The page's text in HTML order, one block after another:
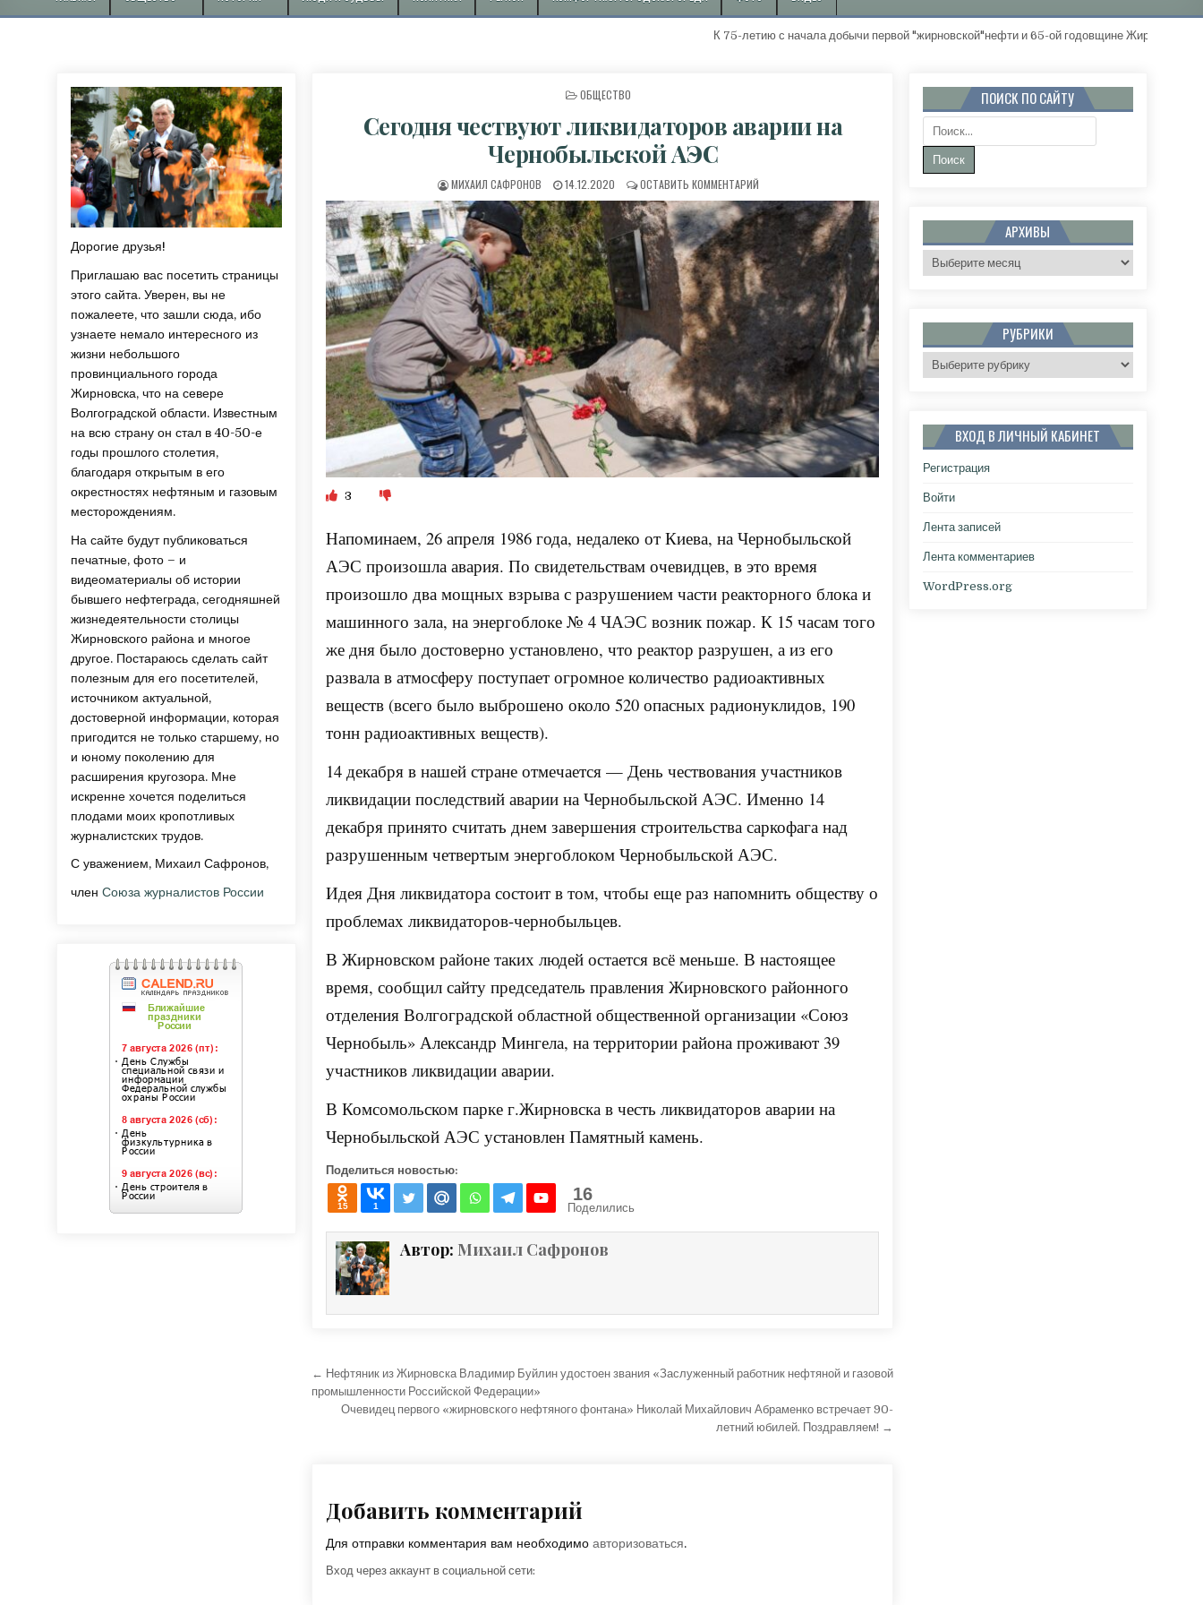
К 75-летию с начала добычи первой "жирновской"нефти и 65-ой годовщине
ОПУБЛИКОВАНО В
ОБЩЕСТВО
Сегодня чествуют ликвидаторов аварии на
Чернобыльской АЭС
АВТОР:
МИХАИЛ САФРОНОВ ДАТА ПУБЛИКАЦИИ:
14.12.2020 ОСТАВИТЬ КОММЕНТАРИЙК СЕГОДНЯ ЧЕСТВУЮТ ЛИКВИДАТОРОВ АВАРИИ НА ЧЕРНОБЫЛЬСКОЙ АЭС
3
Напоминаем, 26 апреля 1986 года, недалеко от Киева, на Чернобыльской
АЭС произошла авария. По свидетельствам очевидцев, в это время
произошло два мощных взрыва с разрушением части реакторного блока и
машинного зала, на энергоблоке № 4 ЧАЭС возник пожар. К 15 часам того
же дня было достоверно установлено, что реактор разрушен, а из его
развала в атмосферу поступает огромное количество радиоактивных
веществ (всего было выброшено около 520 опасных радионуклидов, 190
тонн радиоактивных веществ).
14 декабря в нашей стране отмечается — День чествования участников
ликвидации последствий аварии на Чернобыльской АЭС. Именно 14
декабря принято считать днем завершения строительства саркофага над
разрушенным четвертым энергоблоком Чернобыльской АЭС.
Идея Дня ликвидатора состоит в том, чтобы еще раз напомнить обществу о
проблемах ликвидаторов-чернобыльцев.
В Жирновском районе таких людей остается всё меньше. В настоящее
время, сообщил сайту председатель правления Жирновского районного
отделения Волгоградской областной общественной организации «Союз
Чернобыль» Александр Мингела, на территории района проживают 39
участников ликвидации аварии.
В Комсомольском парке г.Жирновска в честь ликвидаторов аварии на
Чернобыльской АЭС установлен Памятный камень.
Поделиться новостью:
15 1
16
Поделились
Автор: Михаил Сафронов
Навигация по записям
← Нефтяник из Жирновска Владимир Буйлин удостоен звания «Заслуженный работник нефтяной и газовой
промышленности Российской Федерации»
Очевидец первого «жирновского нефтяного фонтана» Николай Михайлович Абраменко встречает 90-
летний юбилей. Поздравляем! →
Добавить комментарий
Для отправки комментария вам необходимоавторизоваться.
Вход через аккаунт в социальной сети:
Дорогие друзья!
Приглашаю вас посетить страницы
этого сайта. Уверен, вы не
пожалеете, что зашли сюда, ибо
узнаете немало интересного из
жизни небольшого
провинциального города
Жирновска, что на севере
Волгоградской области. Известным
на всю страну он стал в 40-50-е
годы прошлого столетия,
благодаря открытым в его
окрестностях нефтяным и газовым
месторождениям.
На сайте будут публиковаться
печатные, фото – и
видеоматериалы об истории
бывшего нефтеграда, сегодняшней
жизнедеятельности столицы
Жирновского района и многое
другое. Постараюсь сделать сайт
полезным для его посетителей,
источником актуальной,
достоверной информации, которая
пригодится не только старшему, но
и юному поколению для
расширения кругозора. Мне
искренне хочется поделиться
плодами моих кропотливых
журналистских трудов.
С уважением, Михаил Сафронов,
членСоюза журналистов России
ПОИСК ПО САЙТУ
Поиск:
АРХИВЫ
Архивы
РУБРИКИ
Рубрики
ВХОД В ЛИЧНЫЙ КАБИНЕТ
Регистрация
Войти
Лента записей
Лента комментариев
WordPress.org